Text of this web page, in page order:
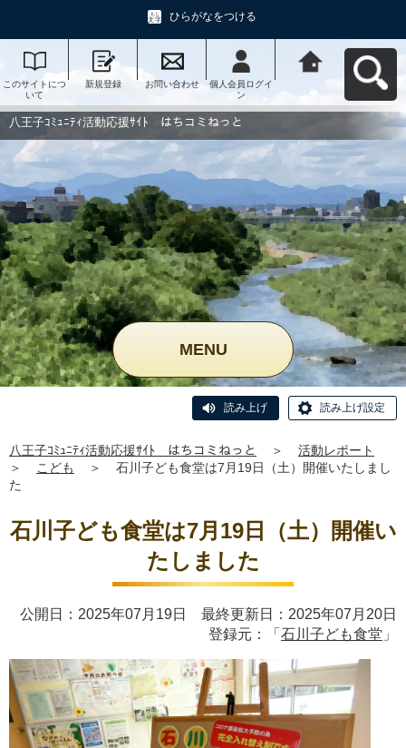
ひらがなをつける
このサイトにつ
いて
新規登録 お問い合わせ
個人会員ログイ
ン
動応援ｻｲﾄ はち
コミねっとへ戻
八王子ｺﾐｭﾆﾃｨ活動応援ｻｲﾄ はちコミねっと
MENU
読み上げ 読み上げ設定
八王子ｺﾐｭﾆﾃｨ活動応援ｻｲﾄ はちコミねっと ＞
活動レポート
＞
こども ＞
石川子ども食堂は7月19日（土）開催いたしまし
た
石川子ども食堂は7月19日（土）開催い
たしました
公開日：2025年07月19日 最終更新日：2025年07月20日
登録元：「 石川子ども食堂 」